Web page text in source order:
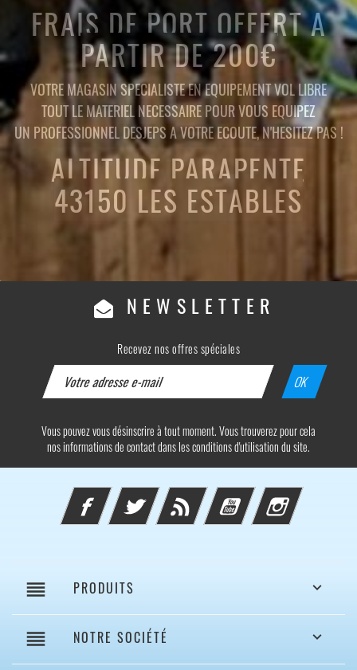
FRAIS DE PORT OFFERT A
PARTIR DE 200€
VOTRE MAGASIN SPECIALISTE EN EQUIPEMENT VOL LIBRE
TOUT LE MATERIEL NECESSAIRE POUR VOUS EQUIPEZ
UN PROFESSIONNEL DESJEPS A VOTRE ECOUTE, N'HESITEZ PAS !
ALTITUDE PARAPENTE
43150 LES ESTABLES
NEWSLETTER
Recevez nos offres spéciales
Vous pouvez vous désinscrire à tout moment. Vous trouverez pour cela
nos informations de contact dans les conditions d'utilisation du site.
FacebookTwitter Rss YouTube Instagram
reorder PRODUITS 
reorder NOTRE SOCIÉTÉ 